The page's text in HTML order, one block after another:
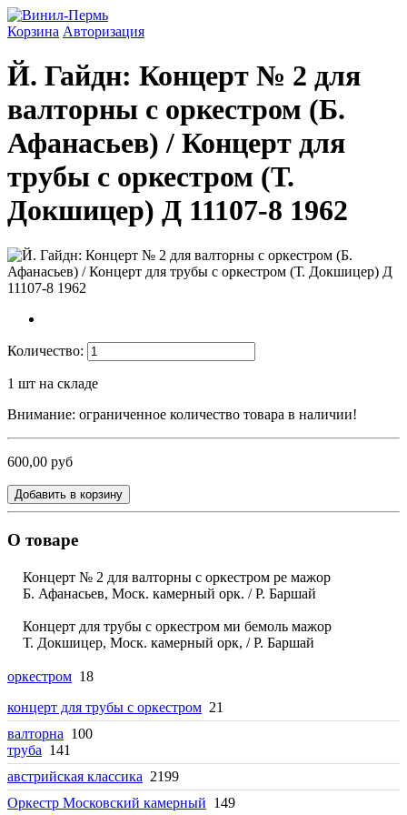
Корзина Авторизация
Й. Гайдн: Концерт № 2 для
валторны с оркестром (Б.
Афанасьев) / Концерт для
трубы с оркестром (Т.
Докшицер) Д 11107-8 1962
Количество:
1 шт на складе
Внимание: ограниченное количество товара в наличии!
600,00 руб
Добавить в корзину
О товаре
Концерт № 2 для валторны с оркестром ре мажор
Б. Афанасьев, Моск. камерный орк. / Р. Баршай
Концерт для трубы с оркестром ми бемоль мажор
Т. Докшицер, Моск. камерный орк, / Р. Баршай
оркестром 18
концерт для трубы с оркестром 21
валторна 100
труба 141
австрийская классика 2199
Оркестр Московский камерный 149